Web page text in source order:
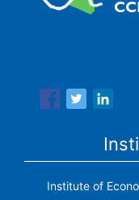
Institute of